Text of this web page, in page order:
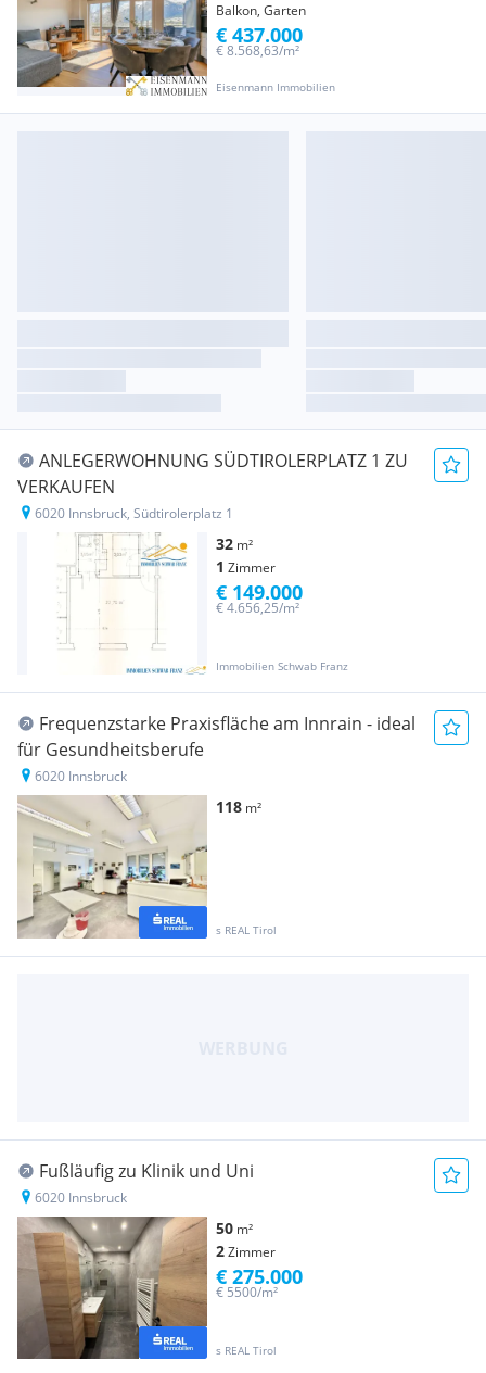
Balkon, Garten
Eisenmann Immobilien
€ 8.568,63/m²
€ 437.000
ANLEGERWOHNUNG SÜDTIROLERPLATZ 1 ZU
VERKAUFEN
6020 Innsbruck, Südtirolerplatz 1
32 m²
1 Zimmer
Immobilien Schwab Franz
€ 4.656,25/m²
€ 149.000
Frequenzstarke Praxisfläche am Innrain - ideal
für Gesundheitsberufe
6020 Innsbruck
118 m²
s REAL Tirol
Fußläufig zu Klinik und Uni
6020 Innsbruck
50 m²
2Zimmer
s REAL Tirol
€ 5500/m²
€ 275.000